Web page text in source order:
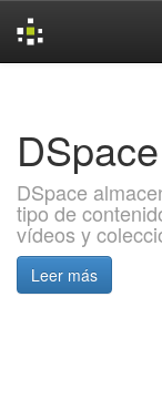
DSpace
DSpace
tipo de
vídeos y
Leer más